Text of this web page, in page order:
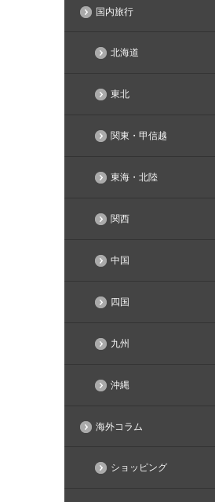
国内旅行
北海道
東北
関東・甲信越
東海・北陸
関西
中国
四国
九州
沖縄
海外コラム
ショッピング